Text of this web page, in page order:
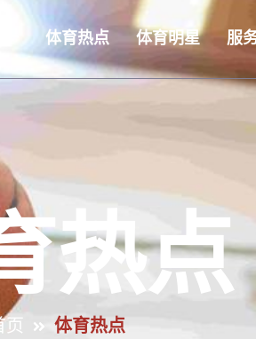
体育热点 体育明星 服
热点
页 体育热点